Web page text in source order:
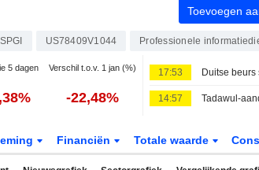
Toevoegen
SPGI US78409V1044 Professionele
5 dagen Verschil t.o.v. 1 jan (%)
-22,48%
17:53
14:57
Financiën Totale waarde